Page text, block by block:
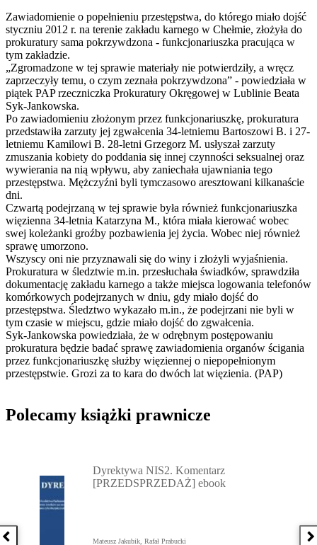
Zawiadomienie o popełnieniu przestępstwa, do którego miało dojść
styczniu 2012 r. na terenie zakładu karnego w Chełmie, złożyła do
prokuratury sama pokrzywdzona - funkcjonariuszka pracująca w
tym zakładzie.
„Zgromadzone w tej sprawie materiały nie potwierdziły, a wręcz
zaprzeczyły temu, o czym zeznała pokrzywdzona” - powiedziała w
piątek PAP rzeczniczka Prokuratury Okręgowej w Lublinie Beata
Syk-Jankowska.
Po zawiadomieniu złożonym przez funkcjonariuszkę, prokuratura
przedstawiła zarzuty jej zgwałcenia 34-letniemu Bartoszowi B. i 27-
letniemu Kamilowi B. 28-letni Grzegorz M. usłyszał zarzuty
zmuszania kobiety do poddania się innej czynności seksualnej oraz
wywierania na nią wpływu, aby zaniechała ujawniania tego
przestępstwa. Mężczyźni byli tymczasowo aresztowani kilkanaście
dni.
Czwartą podejrzaną w tej sprawie była również funkcjonariuszka
więzienna 34-letnia Katarzyna M., która miała kierować wobec
swej koleżanki groźby pozbawienia jej życia. Wobec niej również
sprawę umorzono.
Wszyscy oni nie przyznawali się do winy i złożyli wyjaśnienia.
Prokuratura w śledztwie m.in. przesłuchała świadków, sprawdziła
dokumentację zakładu karnego a także miejsca logowania telefonów
komórkowych podejrzanych w dniu, gdy miało dojść do
przestępstwa. Śledztwo wykazało m.in., że podejrzani nie byli w
tym czasie w miejscu, gdzie miało dojść do zgwałcenia.
Syk-Jankowska powiedziała, że w odrębnym postępowaniu
prokuratura będzie badać sprawę zawiadomienia organów ścigania
przez funkcjonariuszkę służby więziennej o niepopełnionym
przestępstwie. Grozi za to kara do dwóch lat więzienia. (PAP)
Polecamy książki prawnicze
Poprzednia książka
Dyrektywa NIS2. Komentarz
[PRZEDSPRZEDAŻ] ebook
Mateusz Jakubik, Rafał Prabucki